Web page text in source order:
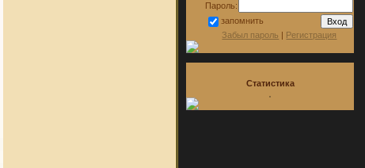
Пароль:
запомнить
Забыл пароль | Регистрация
Статистика